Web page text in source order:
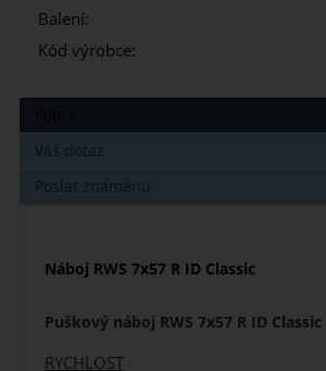
Balení:
Kód výrobce:
Váš dotaz
Poslat známénu
Náboj RWS 7x57 R ID Classic
Puškový náboj RWS 7x57 R ID Classic
RYCHLOST